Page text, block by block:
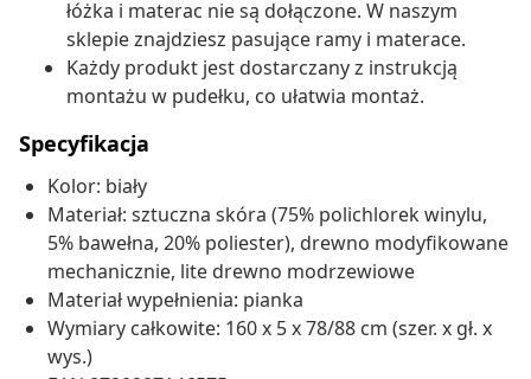
łóżka i materac nie są dołączone. W naszym
sklepie znajdziesz pasujące ramy i materace.
Każdy produkt jest dostarczany z instrukcją
montażu w pudełku, co ułatwia montaż.
Specyfikacja
Kolor: biały
Materiał: sztuczna skóra (75% polichlorek winylu,
5% bawełna, 20% poliester), drewno modyfikowane
mechanicznie, lite drewno modrzewiowe
Materiał wypełnienia: pianka
Wymiary całkowite: 160 x 5 x 78/88 cm (szer. x gł. x
wys.)